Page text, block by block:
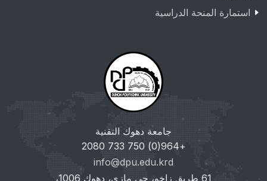
استمارة المنحة الدراسية
جامعة دهوك التقنية
+964(0) 750 733 2080
info@dpu.edu.krd
61 طريق زاخو، حي مازي، دهوك 1006،